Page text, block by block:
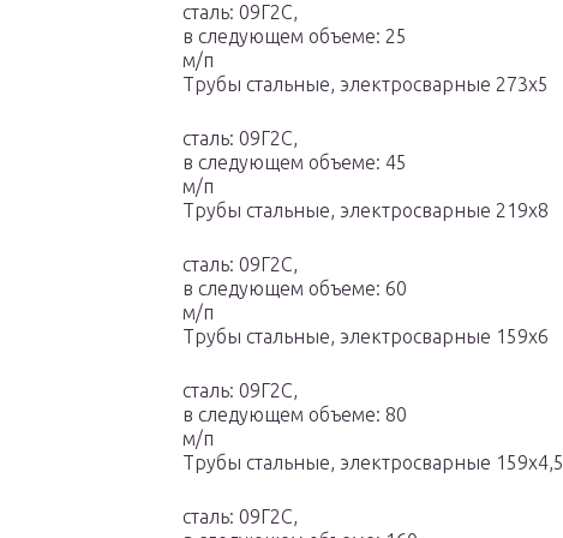
сталь: 09Г2С,
в следующем объеме: 25
м/п
Трубы стальные, электросварные 273х5
сталь: 09Г2С,
в следующем объеме: 45
м/п
Трубы стальные, электросварные 219х8
сталь: 09Г2С,
в следующем объеме: 60
м/п
Трубы стальные, электросварные 159х6
сталь: 09Г2С,
в следующем объеме: 80
м/п
Трубы стальные, электросварные 159х4,5
сталь: 09Г2С,